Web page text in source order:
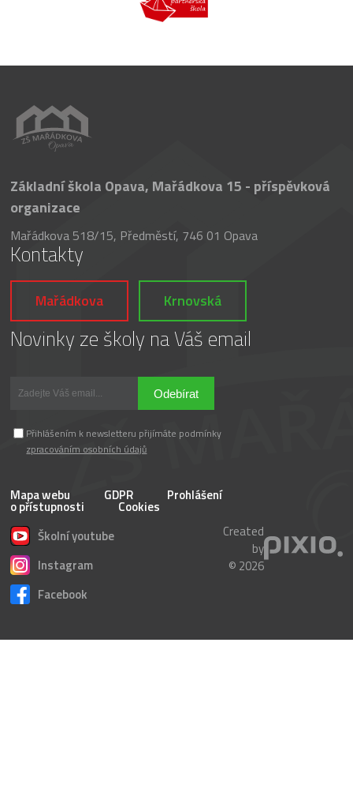
Základní škola Opava, Mařádkova 15 - příspěvková
organizace
Mařádkova 518/15, Předměstí, 746 01 Opava
Kontakty
Mařádkova Krnovská
Novinky ze školy na Váš email
Odebírat
Přihlášením k newsletteru přijímáte podmínky
zpracováním osobních údajů
Mapa webu GDPR Prohlášení
o přístupnosti
Cookies
Školní youtube
Instagram
Facebook
Created
by
© 2026